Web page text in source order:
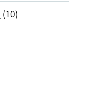
(10)